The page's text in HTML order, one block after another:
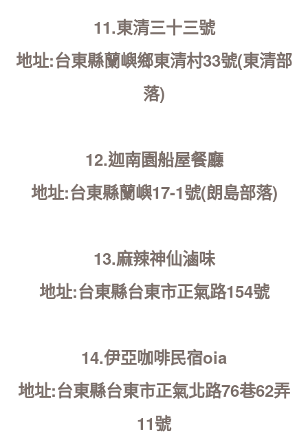
11.東清三十三號
地址:台東縣蘭嶼鄉東清村33號(東清部
落)
12.迦南園船屋餐廳
地址:台東縣蘭嶼17-1號(朗島部落)
13.麻辣神仙滷味
地址:台東縣台東市正氣路154號
14.伊亞咖啡民宿oia
地址:台東縣台東市正氣北路76巷62弄
11號